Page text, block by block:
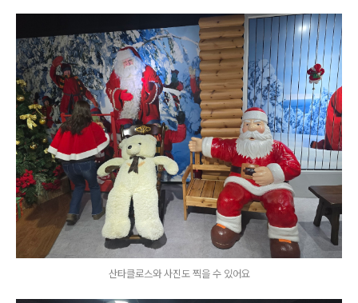
산타클로스와 사진도 찍을 수 있어요